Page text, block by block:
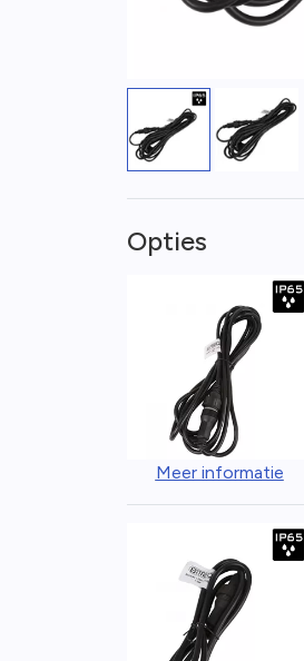
Opties
Meer informatie